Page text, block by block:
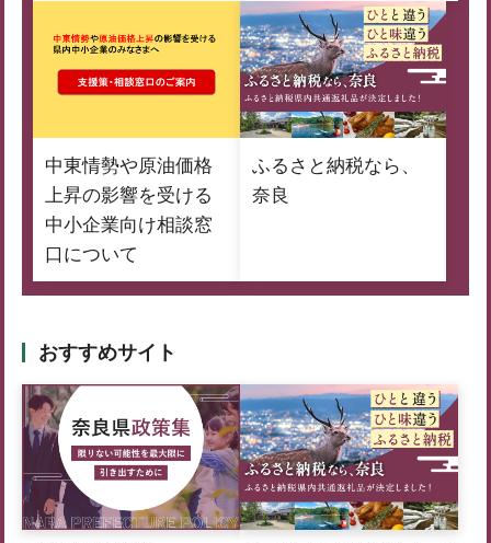
中東情勢や原油価格
上昇の影響を受ける
中小企業向け相談窓
口について
ふるさと納税なら、
奈良
おすすめサイト